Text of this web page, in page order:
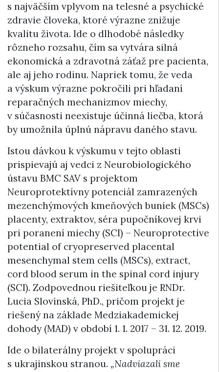
s najväčším vplyvom na telesné a psychické
zdravie človeka, ktoré výrazne znižuje
kvalitu života. Ide o dlhodobé následky
rôzneho rozsahu, čím sa vytvára silná
ekonomická a zdravotná záťaž pre pacienta,
ale aj jeho rodinu. Napriek tomu, že veda
a výskum výrazne pokročili pri hľadaní
reparačných mechanizmov miechy,
v súčasnosti neexistuje účinná liečba, ktorá
by umožnila úplnú nápravu daného stavu.
Istou dávkou k výskumu v tejto oblasti
prispievajú aj vedci z Neurobiologického
ústavu BMC SAV s projektom
Neuroprotektívny potenciál zamrazených
mezenchýmových kmeňových buniek (MSCs)
placenty, extraktov, séra pupočníkovej krvi
pri poranení miechy (SCI) – Neuroprotective
potential of cryopreserved placental
mesenchymal stem cells (MSCs), extract,
cord blood serum in the spinal cord injury
(SCI). Zodpovednou riešiteľkou je RNDr.
Lucia Slovinská, PhD., pričom projekt je
riešený na základe Medziakademickej
dohody (MAD) v období 1. 1. 2017 – 31. 12. 2019.
Ide o bilaterálny projekt v spolupráci
s ukrajinskou stranou. „Nadviazali sme